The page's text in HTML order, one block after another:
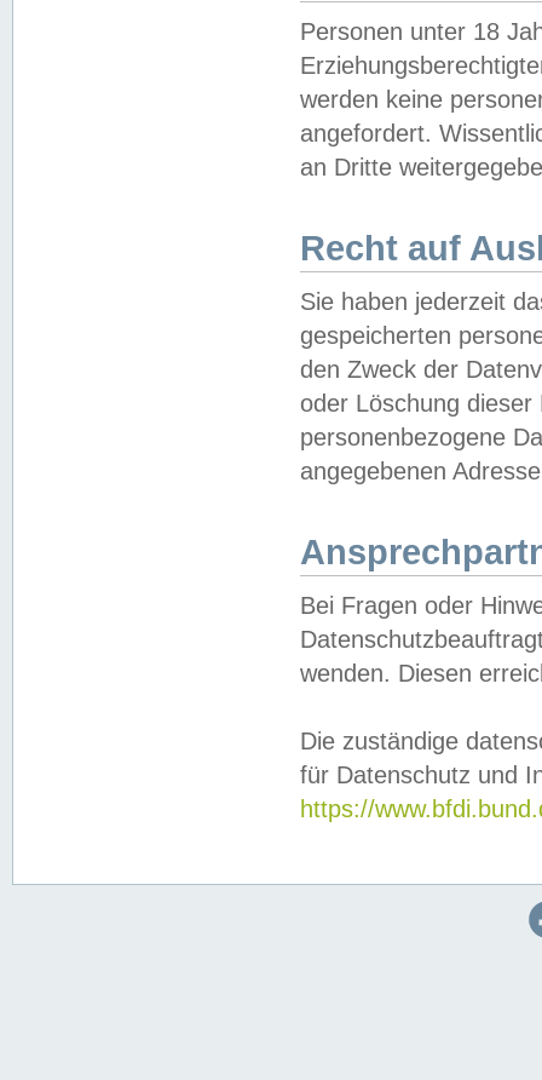
Personen unter 18
werden keine
angefordert.
an Dritte
Recht auf
Sie haben jederzeit
gespeicherten
den Zweck der
oder Löschung
personenbezogene
angegebenen
Bei Fragen oder
wenden. Diesen
Die zuständige
für Datenschutz und
https://